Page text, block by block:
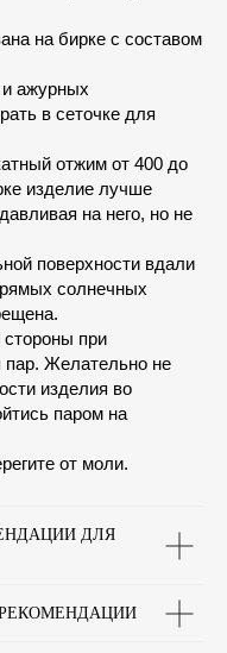
на бирке с составом
и ажурных
в сеточке для
отжим от 400 до
изделие лучше
на него, но не
поверхности вдали
солнечных
стороны при
пар. Желательно не
изделия во
паром на
от моли.
ДЛЯ